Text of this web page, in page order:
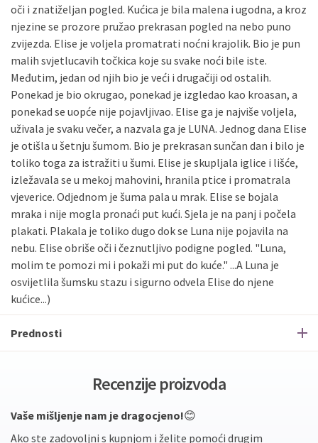
oči i znatiželjan pogled. Kućica je bila malena i ugodna, a kroz
njezine se prozore pružao prekrasan pogled na nebo puno
zvijezda. Elise je voljela promatrati noćni krajolik. Bio je pun
malih svjetlucavih točkica koje su svake noći bile iste.
Međutim, jedan od njih bio je veći i drugačiji od ostalih.
Ponekad je bio okrugao, ponekad je izgledao kao kroasan, a
ponekad se uopće nije pojavljivao. Elise ga je najviše voljela,
uživala je svaku večer, a nazvala ga je LUNA. Jednog dana Elise
je otišla u šetnju šumom. Bio je prekrasan sunčan dan i bilo je
toliko toga za istražiti u šumi. Elise je skupljala iglice i lišće,
izležavala se u mekoj mahovini, hranila ptice i promatrala
vjeverice. Odjednom je šuma pala u mrak. Elise se bojala
mraka i nije mogla pronaći put kući. Sjela je na panj i počela
plakati. Plakala je toliko dugo dok se Luna nije pojavila na
nebu. Elise obriše oči i čeznutljivo podigne pogled. "Luna,
molim te pomozi mi i pokaži mi put do kuće." ...A Luna je
osvijetlila šumsku stazu i sigurno odvela Elise do njene
kućice...)
Prednosti
Recenzije proizvoda
Vaše mišljenje nam je dragocjeno!😊
Ako ste zadovoljni s kupnjom i želite pomoći drugim